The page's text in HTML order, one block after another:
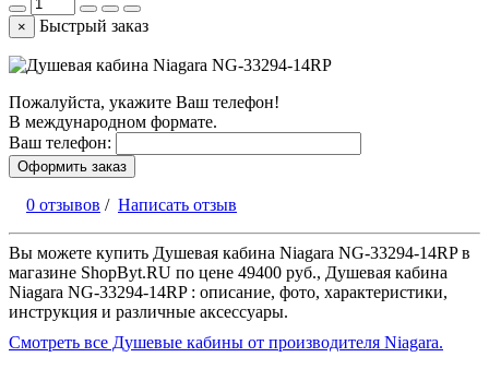
× Быстрый заказ
Пожалуйста, укажите Ваш телефон!
В международном формате.
Ваш телефон:
Оформить заказ
0 отзывов / Написать отзыв
Вы можете купить Душевая кабина Niagara NG-33294-14RP в
магазине ShopByt.RU по цене 49400 руб., Душевая кабина
Niagara NG-33294-14RP : описание, фото, характеристики,
инструкция и различные аксессуары.
Смотреть все Душевые кабины от производителя Niagara.